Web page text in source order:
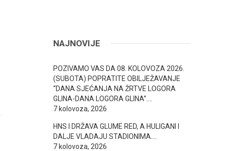
NAJNOVIJE
POZIVAMO VAS DA 08. KOLOVOZA 2026.
(SUBOTA) POPRATITE OBILJEŽAVANJE
“DANA SJEĆANJA NA ŽRTVE LOGORA
GLINA-DANA LOGORA GLINA”….
7 kolovoza, 2026
HNS I DRŽAVA GLUME RED, A HULIGANI I
DALJE VLADAJU STADIONIMA….
7 kolovoza, 2026